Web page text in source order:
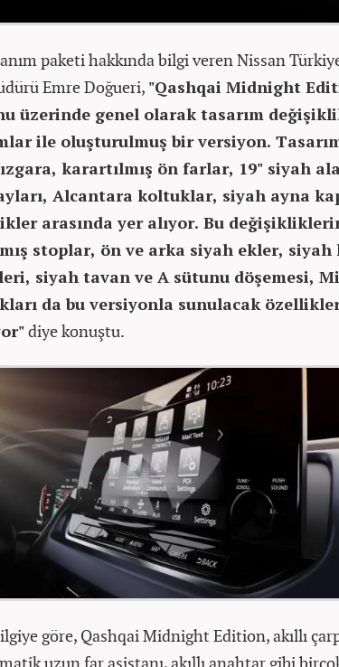
paketi hakkında bilgi veren Nissan
Emre Doğueri, "Qashqai Midnight
üzerinde genel olarak tasarım
ile oluşturulmuş bir versiyon.
karartılmış ön farlar, 19" siyah
Alcantara koltuklar, siyah ayna
arasında yer alıyor. Bu
stoplar, ön ve arka siyah ekler, siyah
siyah tavan ve A sütunu döşemesi,
da bu versiyonla sunulacak
diye konuştu.
göre, Qashqai Midnight Edition, akıllı
uzun far asistanı, akıllı anahtar gibi